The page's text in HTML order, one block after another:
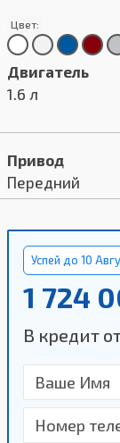
Цвет:
Двигатель
1.6 л
Привод
Передний
Успей до 10
1 724
В кредит